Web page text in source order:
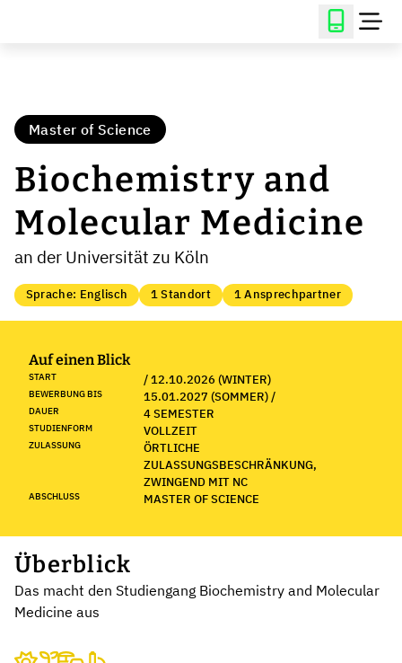
Master of Science
Biochemistry and
Molecular Medicine
an der Universität zu Köln
Sprache: Englisch 1 Standort 1 Ansprechpartner
Auf einen Blick
START / 12.10.2026 (WINTER)
BEWERBUNG BIS 15.01.2027 (SOMMER) /
DAUER 4 SEMESTER
STUDIENFORM VOLLZEIT
ZULASSUNG
ÖRTLICHE
ZULASSUNGSBESCHRÄNKUNG,
ZWINGEND MIT NC
ABSCHLUSS MASTER OF SCIENCE
Überblick
Das macht den Studiengang Biochemistry and Molecular
Medicine aus